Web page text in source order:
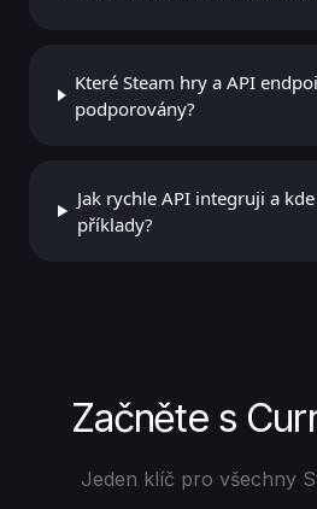
Které Steam hry a API
podporovány?
Jak rychle API integruji a
příklady?
Začněte s
Jeden klíč pro všechny